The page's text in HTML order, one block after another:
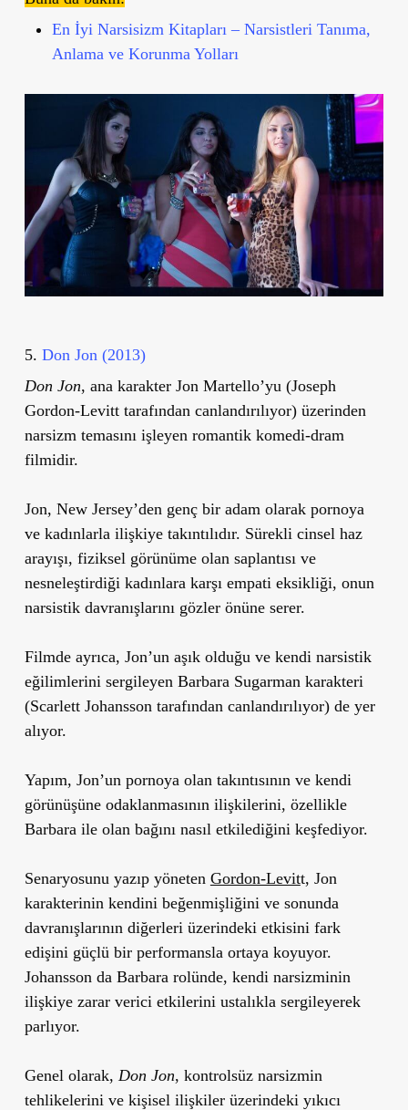
En İyi Narsisizm Kitapları – Narsistleri Tanıma,
Anlama ve Korunma Yolları
5. Don Jon (2013)
Don Jon, ana karakter Jon Martello’yu (Joseph
Gordon-Levitt tarafından canlandırılıyor) üzerinden
narsizm temasını işleyen romantik komedi-dram
filmidir.
Jon, New Jersey’den genç bir adam olarak pornoya
ve kadınlarla ilişkiye takıntılıdır. Sürekli cinsel haz
arayışı, fiziksel görünüme olan saplantısı ve
nesneleştirdiği kadınlara karşı empati eksikliği, onun
narsistik davranışlarını gözler önüne serer.
Filmde ayrıca, Jon’un aşık olduğu ve kendi narsistik
eğilimlerini sergileyen Barbara Sugarman karakteri
(Scarlett Johansson tarafından canlandırılıyor) de yer
alıyor.
Yapım, Jon’un pornoya olan takıntısının ve kendi
görünüşüne odaklanmasının ilişkilerini, özellikle
Barbara ile olan bağını nasıl etkilediğini keşfediyor.
Senaryosunu yazıp yöneten Gordon-Levitt, Jon
karakterinin kendini beğenmişliğini ve sonunda
davranışlarının diğerleri üzerindeki etkisini fark
edişini güçlü bir performansla ortaya koyuyor.
Johansson da Barbara rolünde, kendi narsizminin
ilişkiye zarar verici etkilerini ustalıkla sergileyerek
parlıyor.
Genel olarak, Don Jon, kontrolsüz narsizmin
tehlikelerini ve kişisel ilişkiler üzerindeki yıkıcı